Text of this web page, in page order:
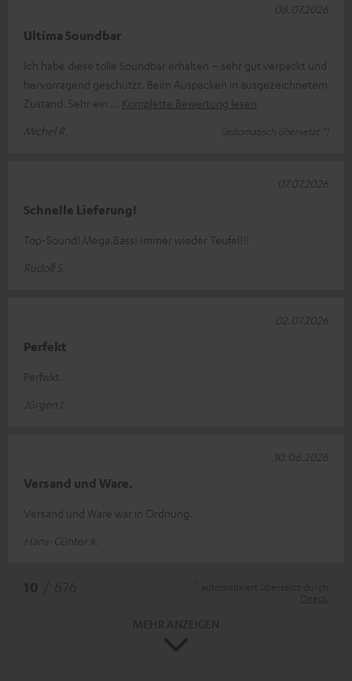
Ultima Soundbar
Ich habe diese tolle Soundbar erhalten – sehr gut verpackt und
hervorragend geschützt. Beim Auspacken in ausgezeichnetem
Zustand. Sehr ein
Komplette Bewertung lesen
Michel R.
(automatisch übersetzt *)
08.07.2026
Schnelle Lieferung!
Top-Sound! Mega.Bass! Immer wieder Teufel!!!
Rudolf S.
07.07.2026
Perfekt
Perfwkt
Jürgen L.
02.07.2026
Versand und Ware.
Versand und Ware war in Ordnung.
Hans-Günter K.
30.06.2026